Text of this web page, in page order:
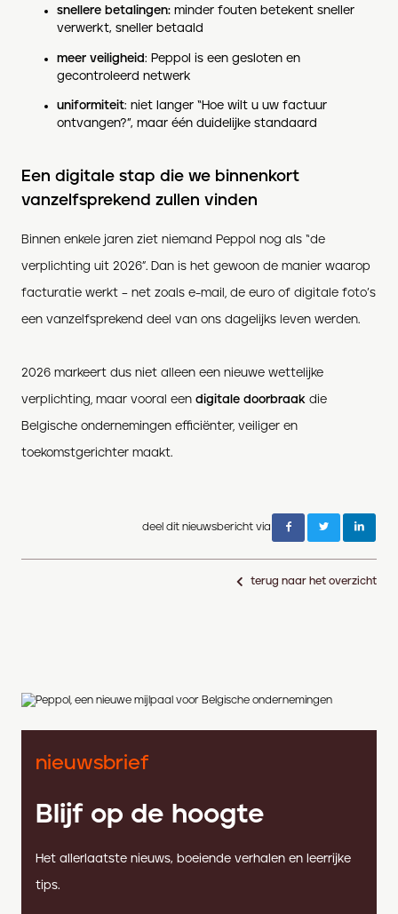
snellere betalingen: minder fouten betekent sneller
verwerkt, sneller betaald
meer veiligheid: Peppol is een gesloten en
gecontroleerd netwerk
uniformiteit: niet langer “Hoe wilt u uw factuur
ontvangen?”, maar één duidelijke standaard
Een digitale stap die we binnenkort
vanzelfsprekend zullen vinden
Binnen enkele jaren ziet niemand Peppol nog als “de
verplichting uit 2026”. Dan is het gewoon de manier waarop
facturatie werkt – net zoals e-mail, de euro of digitale foto’s
een vanzelfsprekend deel van ons dagelijks leven werden.
2026 markeert dus niet alleen een nieuwe wettelijke
verplichting, maar vooral een digitale doorbraak die
Belgische ondernemingen efficiënter, veiliger en
toekomstgerichter maakt.
deel dit nieuwsbericht via
terug naar het overzicht
nieuwsbrief
Blijf op de hoogte
Het allerlaatste nieuws, boeiende verhalen en leerrijke
tips.